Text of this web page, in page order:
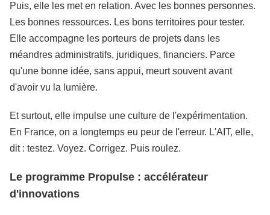
Puis, elle les met en relation. Avec les bonnes personnes.
Les bonnes ressources. Les bons territoires pour tester.
Elle accompagne les porteurs de projets dans les
méandres administratifs, juridiques, financiers. Parce
qu'une bonne idée, sans appui, meurt souvent avant
d'avoir vu la lumière.
Et surtout, elle impulse une culture de l'expérimentation.
En France, on a longtemps eu peur de l'erreur. L'AIT, elle,
dit : testez. Voyez. Corrigez. Puis roulez.
Le programme Propulse : accélérateur
d'innovations